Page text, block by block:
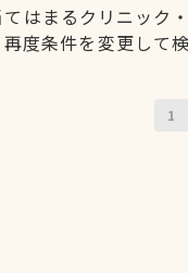
はまるクリニック
再度条件を変更して
1